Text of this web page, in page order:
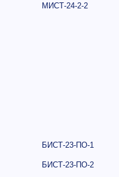
МИСТ-24-2-2
БИСТ-23-ПО-1
БИСТ-23-ПО-2